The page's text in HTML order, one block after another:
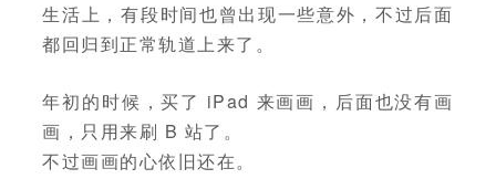
生活上，有段时间也曾出现一些意外，不过后面
都回归到正常轨道上来了。
年初的时候，买了 iPad 来画画，后面也没有画
画，只用来刷 B 站了。
不过画画的心依旧还在。